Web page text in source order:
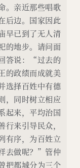
。亲近那些唱歌
后边。国家因此
早已到了无人清
的地步。请问面
答说：“过去的
的政绩而成就美
选择百姓中有德
，同时树立相应
起来，平均治国
来引导民众，
有序，为百姓立
去做呢？”管仲
把都城分为三个